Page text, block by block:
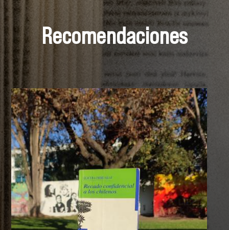
Recomendaciones